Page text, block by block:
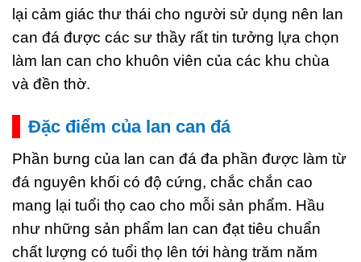
lại cảm giác thư thái cho người sử dụng nên lan
can đá được các sư thầy rất tin tưởng lựa chọn
làm lan can cho khuôn viên của các khu chùa
và đền thờ.
Đặc điểm của lan can đá
Phần bưng của lan can đá đa phần được làm từ
đá nguyên khối có độ cứng, chắc chắn cao
mang lại tuổi thọ cao cho mỗi sản phẩm. Hầu
như những sản phẩm lan can đạt tiêu chuẩn
chất lượng có tuổi thọ lên tới hàng trăm năm